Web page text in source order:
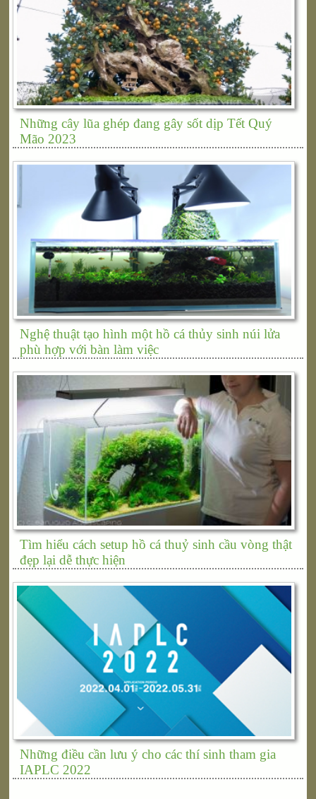
Những cây lũa ghép đang gây sốt dịp Tết Quý
Mão 2023
Nghệ thuật tạo hình một hồ cá thủy sinh núi lửa
phù hợp với bàn làm việc
Tìm hiểu cách setup hồ cá thuỷ sinh cầu vòng thật
đẹp lại dễ thực hiện
Những điều cần lưu ý cho các thí sinh tham gia
IAPLC 2022